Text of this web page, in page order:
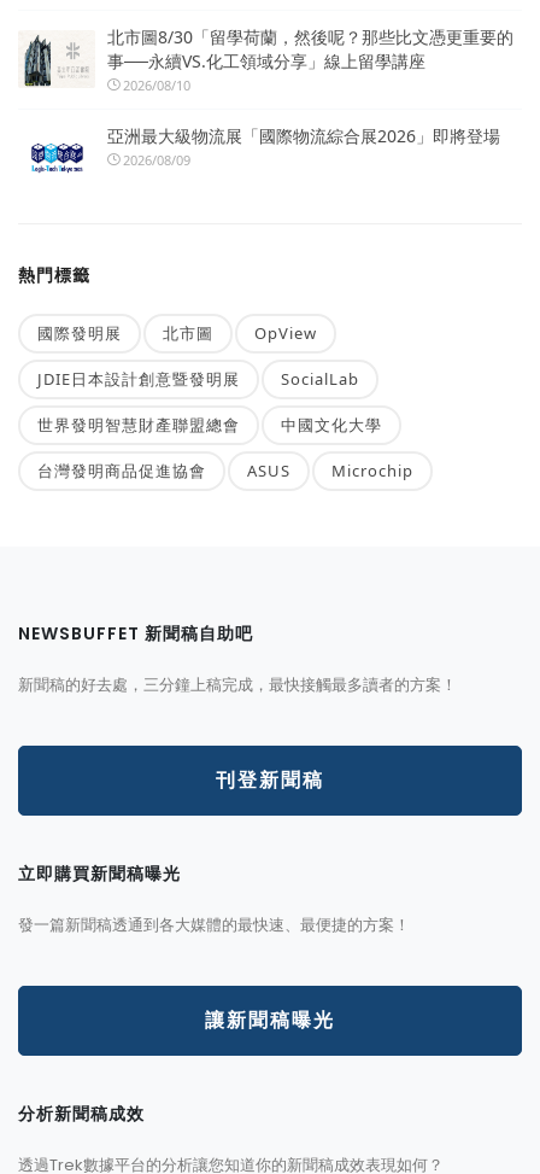
北市圖8/30「留學荷蘭，然後呢？那些比文憑更重要的
事──永續VS.化工領域分享」線上留學講座
2026/08/10
亞洲最大級物流展「國際物流綜合展2026」即將登場
2026/08/09
熱門標籤
國際發明展 北市圖 OpView
JDIE日本設計創意暨發明展 SocialLab
世界發明智慧財產聯盟總會 中國文化大學
台灣發明商品促進協會 ASUS Microchip
NEWSBUFFET 新聞稿自助吧
新聞稿的好去處，三分鐘上稿完成，最快接觸最多讀者的方案！
刊登新聞稿
立即購買新聞稿曝光
發一篇新聞稿透通到各大媒體的最快速、最便捷的方案！
讓新聞稿曝光
分析新聞稿成效
透過Trek數據平台的分析讓您知道你的新聞稿成效表現如何？